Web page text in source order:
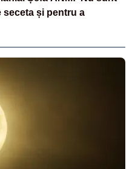
și pentru a